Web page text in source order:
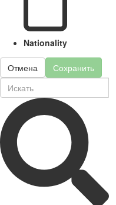
Nationality
Отмена Сохранить